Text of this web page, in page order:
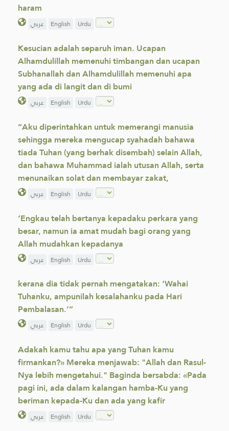
haram
عربي English Urdu
Kesucian adalah separuh iman. Ucapan
Alhamdulillah memenuhi timbangan dan ucapan
Subhanallah dan Alhamdulillah memenuhi apa
yang ada di langit dan di bumi
عربي English Urdu
“Aku diperintahkan untuk memerangi manusia
sehingga mereka mengucap syahadah bahawa
tiada Tuhan (yang berhak disembah) selain Allah,
dan bahawa Muhammad ialah utusan Allah, serta
menunaikan solat dan membayar zakat,
عربي English Urdu
‘Engkau telah bertanya kepadaku perkara yang
besar, namun ia amat mudah bagi orang yang
Allah mudahkan kepadanya
عربي English Urdu
kerana dia tidak pernah mengatakan: ‘Wahai
Tuhanku, ampunilah kesalahanku pada Hari
Pembalasan.’”
عربي English Urdu
Adakah kamu tahu apa yang Tuhan kamu
firmankan?» Mereka menjawab: "Allah dan Rasul-
Nya lebih mengetahui." Baginda bersabda: «Pada
pagi ini, ada dalam kalangan hamba-Ku yang
beriman kepada-Ku dan ada yang kafir
عربي English Urdu